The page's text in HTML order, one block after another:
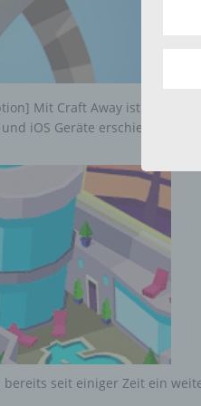
Mit Craft Away ist ein
iOS Geräte erschienen. Die…
bereits seit einiger Zeit ein
Die
dies
Wir